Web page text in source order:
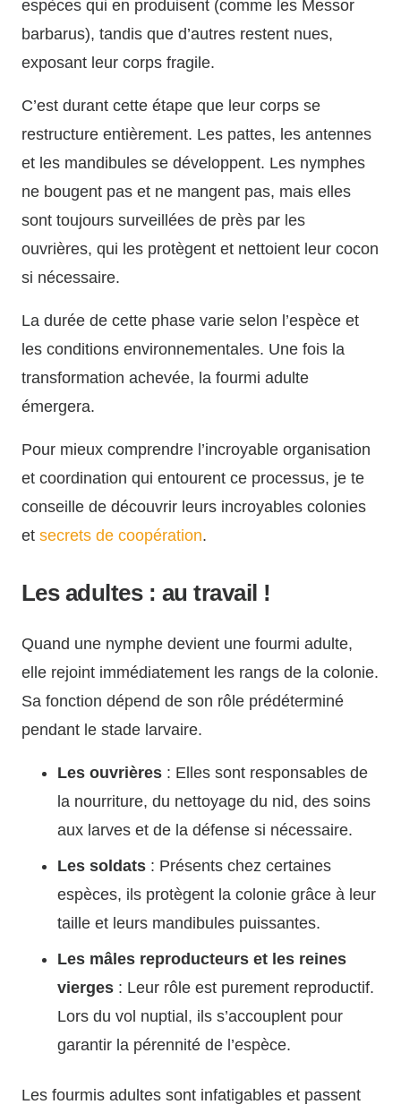
espèces qui en produisent (comme les Messor
barbarus), tandis que d’autres restent nues,
exposant leur corps fragile.
C’est durant cette étape que leur corps se
restructure entièrement. Les pattes, les antennes
et les mandibules se développent. Les nymphes
ne bougent pas et ne mangent pas, mais elles
sont toujours surveillées de près par les
ouvrières, qui les protègent et nettoient leur cocon
si nécessaire.
La durée de cette phase varie selon l’espèce et
les conditions environnementales. Une fois la
transformation achevée, la fourmi adulte
émergera.
Pour mieux comprendre l’incroyable organisation
et coordination qui entourent ce processus, je te
conseille de découvrir leurs incroyables colonies
et secrets de coopération.
Les adultes : au travail !
Quand une nymphe devient une fourmi adulte,
elle rejoint immédiatement les rangs de la colonie.
Sa fonction dépend de son rôle prédéterminé
pendant le stade larvaire.
Les ouvrières : Elles sont responsables de
la nourriture, du nettoyage du nid, des soins
aux larves et de la défense si nécessaire.
Les soldats : Présents chez certaines
espèces, ils protègent la colonie grâce à leur
taille et leurs mandibules puissantes.
Les mâles reproducteurs et les reines
vierges : Leur rôle est purement reproductif.
Lors du vol nuptial, ils s’accouplent pour
garantir la pérennité de l’espèce.
Les fourmis adultes sont infatigables et passent